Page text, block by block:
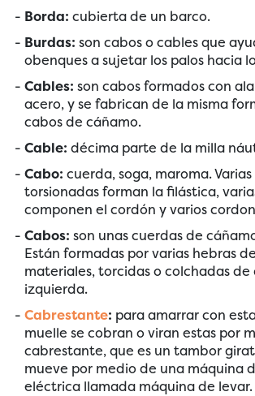
Borda: cubierta de un barco.
Burdas: son cabos o cables que
obenques a sujetar los palos hacia
Cables: son cabos formados con
acero, y se fabrican de la misma
cabos de cáñamo.
Cable: décima parte de la milla
Cabo: cuerda, soga, maroma.
torsionadas forman la filástica,
componen el cordón y varios
Cabos: son unas cuerdas de
Están formadas por varias hebras
materiales, torcidas o colchadas de
izquierda.
Cabrestante: para amarrar con
muelle se cobran o viran estas por
cabrestante, que es un tambor
mueve por medio de una máquina
eléctrica llamada máquina de levar.